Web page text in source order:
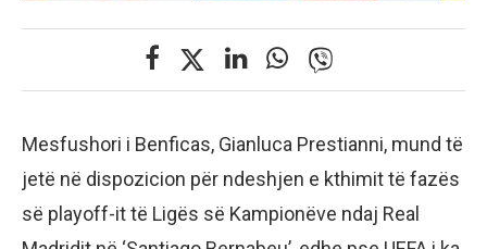
Mesfushori i Benficas, Gianluca Prestianni, mund të
jetë në dispozicion për ndeshjen e kthimit të fazës
së playoff-it të Ligës së Kampionëve ndaj Real